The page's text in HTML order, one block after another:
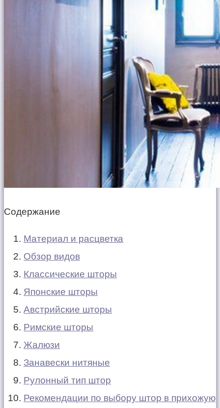
Содержание
Материал и расцветка
Обзор видов
Классические шторы
Японские шторы
Австрийские шторы
Римские шторы
Жалюзи
Занавески нитяные
Рулонный тип штор
Рекомендации по выбору штор в прихожую